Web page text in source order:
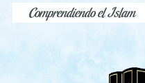
Comprendiendo el Islam